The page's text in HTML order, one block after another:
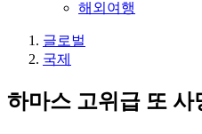
해외여행
글로벌
국제
하마스 고위급 또